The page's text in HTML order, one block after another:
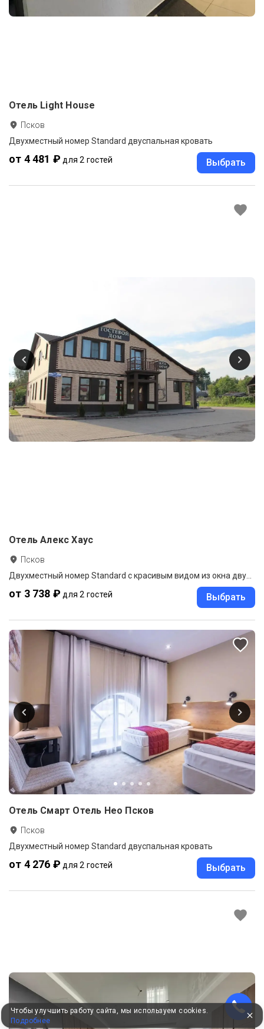
Отель Light House
Псков
Двухместный номер Standard двуспальная кровать
от 4 481 ₽ для 2 гостей Выбрать
Отель Алекс Хаус
Псков
Двухместный номер Standard с красивым видом из окна двуспальная кровать
от 3 738 ₽ для 2 гостей Выбрать
Отель Смарт Отель Нео Псков
Псков
Двухместный номер Standard двуспальная кровать
от 4 276 ₽ для 2 гостей Выбрать
Чтобы улучшить работу сайта, мы используем cookies.
Подробнее